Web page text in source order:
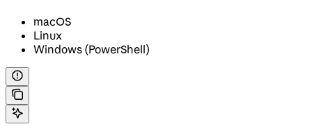
macOS
Linux
Windows (PowerShell)